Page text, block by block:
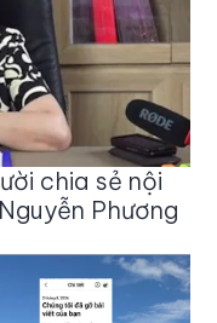
chia sẻ nội
Phương